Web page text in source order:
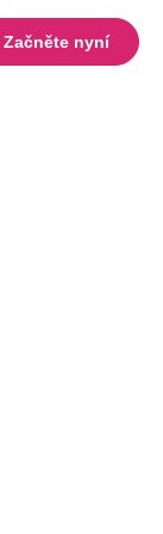
Začněte nyní